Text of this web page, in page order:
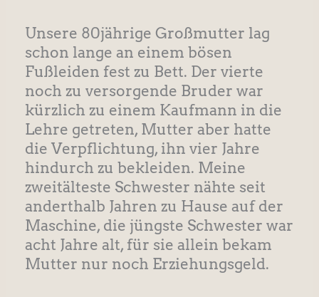
Unsere 80jährige Großmutter lag
schon lange an einem bösen
Fußleiden fest zu Bett. Der vierte
noch zu versorgende Bruder war
kürzlich zu einem Kaufmann in die
Lehre getreten, Mutter aber hatte
die Verpflichtung, ihn vier Jahre
hindurch zu bekleiden. Meine
zweitälteste Schwester nähte seit
anderthalb Jahren zu Hause auf der
Maschine, die jüngste Schwester war
acht Jahre alt, für sie allein bekam
Mutter nur noch Erziehungsgeld.